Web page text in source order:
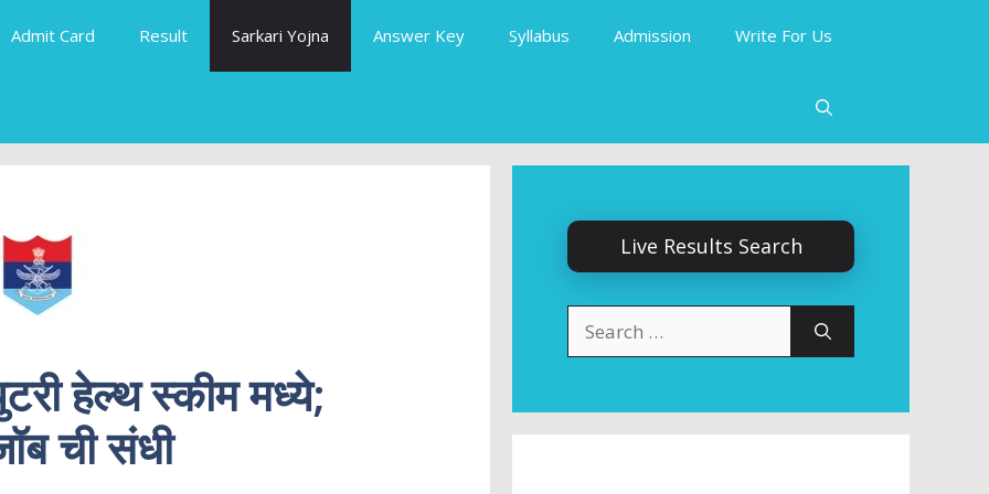
Admit Card Result Sarkari Yojna Answer Key Syllabus Admission Write For Us
हेल्थ स्कीम मध्ये;
ची संधी
Live Results Search
for: